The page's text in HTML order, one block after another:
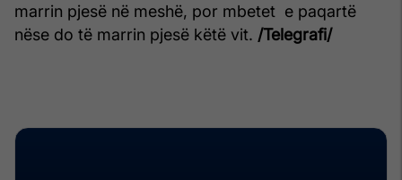
marrin pjesë në meshë, por mbetet e paqartë
nëse do të marrin pjesë këtë vit. /Telegrafi/